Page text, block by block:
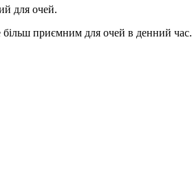
для очей.
більш приємним для очей в денний час.